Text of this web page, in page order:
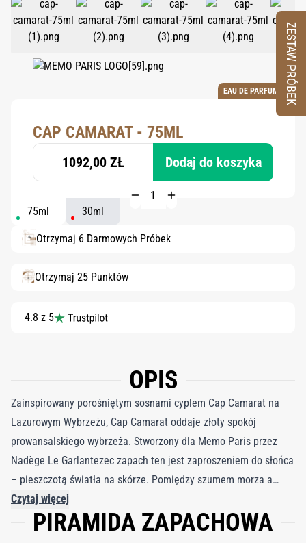
EAU DE PARFUM
CAP CAMARAT - 75ML
1092,00 ZŁ Dodaj do koszyka
75ml 30ml
Otrzymaj 6 Darmowych Próbek
Otrzymaj 25 Punktów
4.8 z 5
OPIS
Zainspirowany porośniętym sosnami cyplem Cap Camarat na
Lazurowym Wybrzeżu, Cap Camarat oddaje złoty spokój
prowansalskiego wybrzeża. Stworzony dla Memo Paris przez
Nadège Le Garlantezec zapach ten jest zaproszeniem do słońca
– pieszczotą światła na skórze. Pomiędzy szumem morza a
ciepłymi skałami, belkami latarni morskich i drewnianymi
pontonami przywołuje chwilę zawieszenia, w której przyroda
Czytaj więcej
PIRAMIDA ZAPACHOWA
ZESTAW PRÓBEK